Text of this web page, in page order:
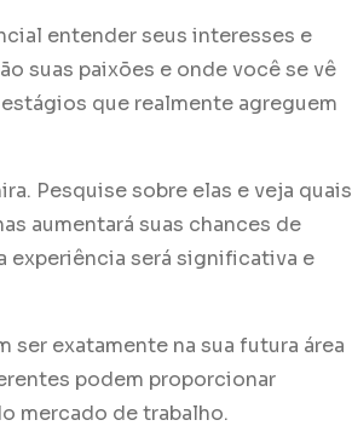
entender seus interesses e
suas paixões e onde você se vê
que realmente agreguem
Pesquise sobre elas e veja quais
aumentará suas chances de
experiência será significativa e
exatamente na sua futura área
podem proporcionar
mercado de trabalho.